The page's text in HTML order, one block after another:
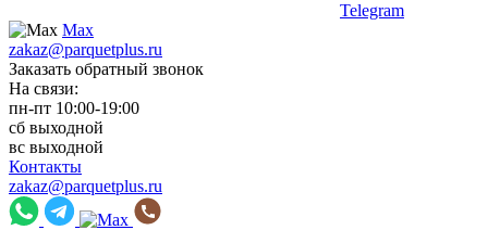
Telegram
Max
zakaz@parquetplus.ru
Заказать обратный звонок
На связи:
пн-пт 10:00-19:00
сб выходной
вс выходной
Контакты
zakaz@parquetplus.ru